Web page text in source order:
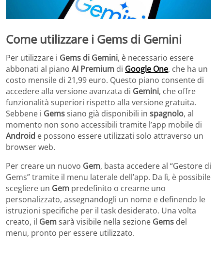
Come utilizzare i Gems di Gemini
Per utilizzare i Gems di Gemini, è necessario essere
abbonati al piano AI Premium di Google One, che ha un
costo mensile di 21,99 euro. Questo piano consente di
accedere alla versione avanzata di Gemini, che offre
funzionalità superiori rispetto alla versione gratuita.
Sebbene i Gemssiano già disponibili in spagnolo, al
momento non sono accessibili tramite l’app mobile di
Android e possono essere utilizzati solo attraverso un
browser web.
Per creare un nuovo Gem, basta accedere al “Gestore di
Gems” tramite il menu laterale dell’app. Da lì, è possibile
scegliere un Gem predefinito o crearne uno
personalizzato, assegnandogli un nome e definendo le
istruzioni specifiche per il task desiderato. Una volta
creato, il Gemsarà visibile nella sezione Gems del
menu, pronto per essere utilizzato.